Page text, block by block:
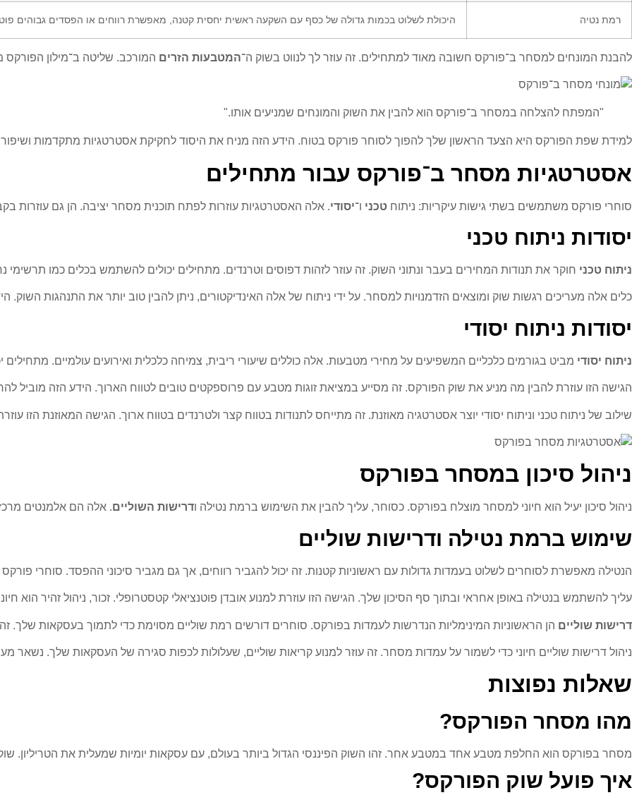
רמת נטיה היכולת לשלוט בכמות גדולה של כסף עם השקעה ראשית יחסית קטנה, מאפשרת רווחים או הפסדים גבוהים
להבנת המונחים למסחר ב־פורקס חשובה מאוד למתחילים. זה עוזר לך לנווט בשוק ה־המטבעות הזרים המורכב. שליטה ב־מילון הפורקס
"המפתח להצלחה במסחר ב־פורקס הוא להבין את השוק והמונחים שמניעים אותו."
למידת שפת הפורקס היא הצעד הראשון שלך להפוך לסוחר פורקס בטוח. הידע הזה מניח את היסוד לחקיקת אסטרטגיות מתקדמות
אסטרטגיות מסחר ב־פורקס עבור מתחילים
סוחרי פורקס משתמשים בשתי גישות עיקריות: ניתוח טכני ו־יסודי. אלה האסטרטגיות עוזרות לפתח תוכנית מסחר יציבה. הן גם עוזרות
יסודות ניתוח טכני
ניתוח טכני חוקר את תנודות המחירים בעבר ונתוני השוק. זה עוזר לזהות דפוסים וטרנדים. מתחילים יכולים להשתמש בכלים כמו תרשימי
כלים אלה מעריכים רגשות שוק ומוצאים הזדמנויות למסחר. על ידי ניתוח של אלה האינדיקטורים, ניתן להבין טוב יותר את התנהגות
יסודות ניתוח יסודי
ניתוח יסודי מביט בגורמים כלכליים המשפיעים על מחירי מטבעות. אלה כוללים שיעורי ריבית, צמיחה כלכלית ואירועים עולמיים. מתחילים
הגישה הזו עוזרת להבין מה מניע את שוק הפורקס. זה מסייע במציאת זוגות מטבע עם פרוספקטים טובים לטווח הארוך. הידע הזה מוביל
שילוב של ניתוח טכני וניתוח יסודי יוצר אסטרטגיה מאוזנת. זה מתייחס לתנודות בטווח קצר ולטרנדים בטווח ארוך. הגישה המאוזנת הזו
ניהול סיכון במסחר בפורקס
ניהול סיכון יעיל הוא חיוני למסחר מוצלח בפורקס. כסוחר, עליך להבין את השימוש ברמת נטילה ודרישות השוליים. אלה הם אלמנטים
שימוש ברמת נטילה ודרישות שוליים
הנטילה מאפשרת לסוחרים לשלוט בעמדות גדולות עם ראשוניות קטנות. זה יכול להגביר רווחים, אך גם מגביר סיכוני ההפסד. סוחרי פורקס לעיתים
עליך להשתמש בנטילה באופן אחראי ובתוך סף הסיכון שלך. הגישה הזו עוזרת למנוע אובדן פוטנציאלי קטסטרופלי. זכור, ניהול זהיר הוא
דרישות שוליים הן הראשוניות המינימליות הנדרשות לעמדות בפורקס. סוחרים דורשים רמת שוליים מסוימת כדי לתמוך בעסקאות שלך.
ניהול דרישות שוליים חיוני כדי לשמור על עמדות מסחר. זה עוזר למנוע קריאות שוליים, שעלולות לכפות סגירה של העסקאות שלך. נשאר
שאלות נפוצות
מהו מסחר הפורקס?
מסחר בפורקס הוא החלפת מטבע אחד במטבע אחר. זהו השוק הפיננסי הגדול ביותר בעולם, עם עסקאות יומיות שמעלית את הטריליון. שוק
איך פועל שוק הפורקס?